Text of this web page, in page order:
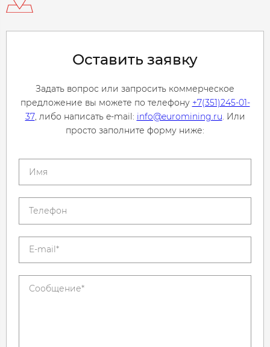
Оставить заявку
Задать вопрос или запросить коммерческое
предложение вы можете по телефону +7(351)245-01-
37, либо написать e-mail: info@euromining.ru. Или
просто заполните форму ниже: